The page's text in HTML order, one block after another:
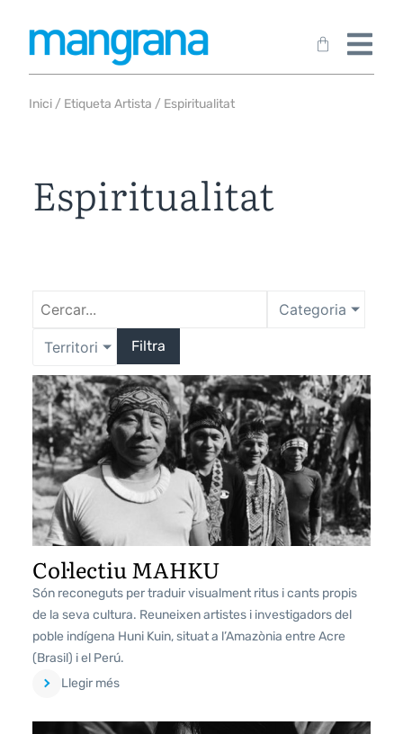
Inici / Etiqueta Artista / Espiritualitat
Espiritualitat
Categoria
Territori Filtra
Col·lectiu MAHKU
Són reconeguts per traduir visualment ritus i cants propis
de la seva cultura. Reuneixen artistes i investigadors del
poble indígena Huni Kuin, situat a l’Amazònia entre Acre
(Brasil) i el Perú.
Llegir més